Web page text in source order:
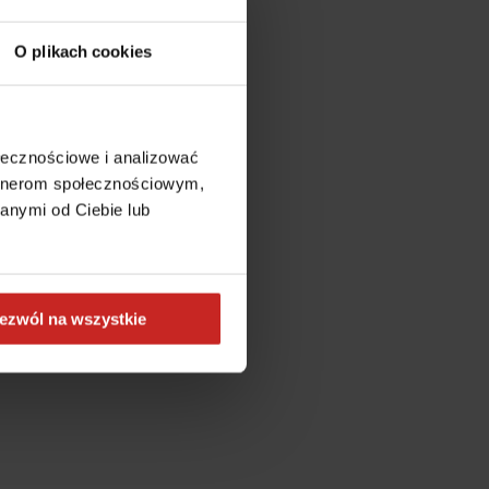
O plikach cookies
i analizować
społecznościowym,
od Ciebie lub
na wszystkie
information).